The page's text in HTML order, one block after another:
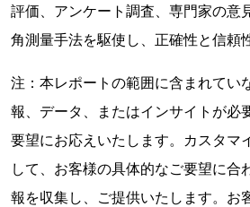
評価、アンケート調査、専門家の意
角測量手法を駆使し、正確性と信頼
注：本レポートの範囲に含まれてい
報、データ、またはインサイトが必
要望にお応えいたします。カスタマ
して、お客様の具体的なご要望に合
報を収集し、ご提供いたします。お